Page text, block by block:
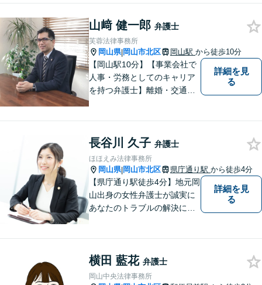
んなささいなことでも構いま
せん。お気軽にご相談くださ
い。【土曜日も受付可能】
【専用駐車場あり】
山﨑 健一郎 弁護士
芙蓉法律事務所
岡山県|岡山市北区 岡山駅 から徒歩10分
【岡山駅10分】【事業会社で
人事・労務としてのキャリア
を持つ弁護士】離婚・交通事
とお話をうかがうことを心掛
けています。必要に応じ、他
士業と連携して解決を図りま
す。
詳細を見
る
長谷川 久子 弁護士
ほほえみ法律事務所
岡山県|岡山市北区 県庁通り駅 から徒歩4分
【県庁通り駅徒歩4分】地元岡
山出身の女性弁護士が誠実に
あなたのトラブルの解決に向
詳細を見
る
横田 藍花 弁護士
岡山中央法律事務所